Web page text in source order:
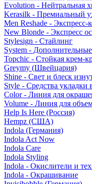
Evolution - Нейтральная
Kerasilk - Премиальный
Men Reshade - Экспресс-
New Blonde - Экспресс
Stylesign - Стайлинг
System -
Topchic - Стойкая крем-
Greymy (Швейцария)
Shine - Свет и блеск
Style - Средства укладки
Color - Линия для
Volume - Линия для
Help Is Here (Россия)
Hempz (США)
Indola (Германия)
Indola Act Now
Indola Care
Indola Styling
Indola - Окислители и
Indola - Окрашивание